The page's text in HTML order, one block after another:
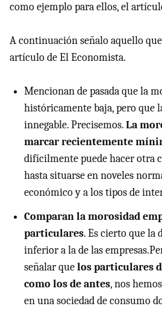
como ejemplo para ellos, el
A continuación señalo aquello
artículo de El Economista.
Mencionan de pasada que la
históricamente baja, pero que
innegable. Precisemos.La
marcar recientemente
difícilmente puede hacer otra
hasta situarse en noveles
económico y a los tipos de
Comparan la morosidad
particulares. Es cierto que la
inferior a la de las
señalar quelos particulares
como los de antes, nos
en una sociedad de consumo